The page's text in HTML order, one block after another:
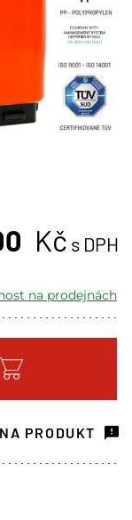
Kč s DPH
na prodejnách
1 ks
PRODUKT